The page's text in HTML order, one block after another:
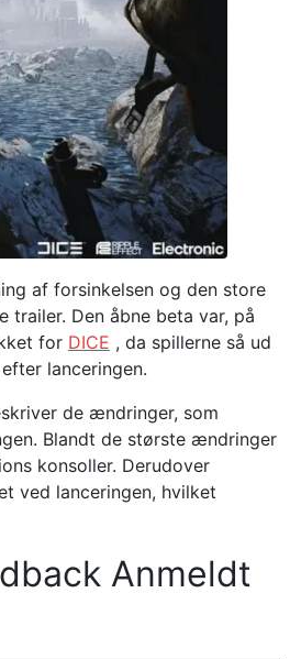
af forsinkelsen og den store
Den åbne beta var, på
for DICE , da spillerne så ud
lanceringen.
de ændringer, som
Blandt de største ændringer
konsoller. Derudover
ved lanceringen, hvilket
Anmeldt